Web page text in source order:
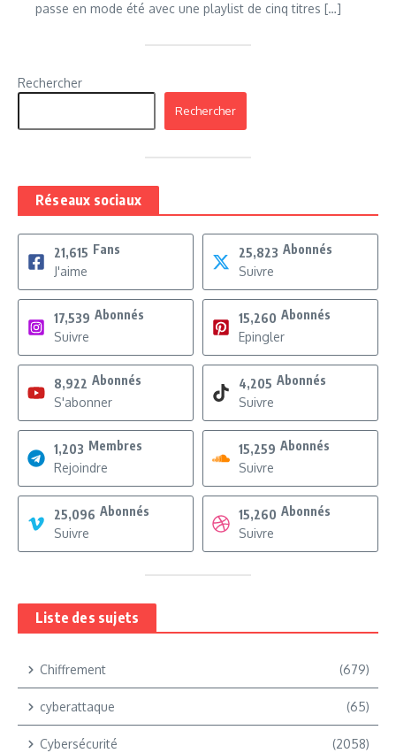
passe en mode été avec une playlist de cinq titres […]
Rechercher
Rechercher
Réseaux sociaux
21,615 Fans
J'aime
25,823 Abonnés
Suivre
17,539 Abonnés
Suivre
15,260 Abonnés
Epingler
8,922 Abonnés
S'abonner
4,205 Abonnés
Suivre
1,203 Membres
Rejoindre
15,259 Abonnés
Suivre
25,096 Abonnés
Suivre
15,260 Abonnés
Suivre
Liste des sujets
Chiffrement (679)
cyberattaque (65)
Cybersécurité (2058)